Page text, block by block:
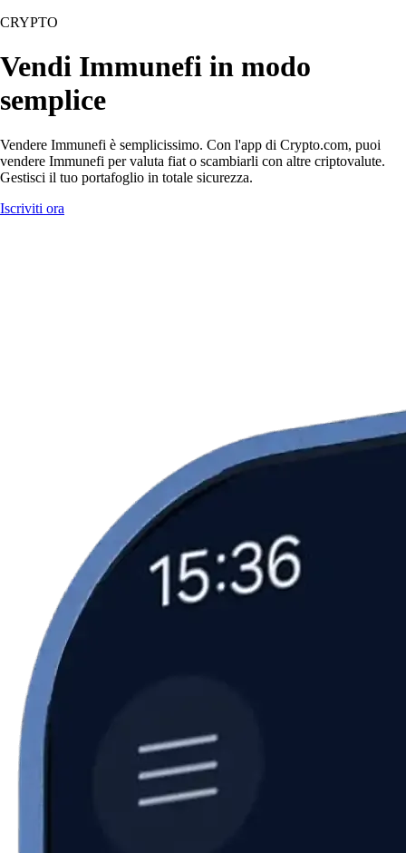
CRYPTO
Vendi Immunefi in modo
semplice
Vendere Immunefi è semplicissimo. Con l'app di Crypto.com, puoi
vendere Immunefi per valuta fiat o scambiarli con altre criptovalute.
Gestisci il tuo portafoglio in totale sicurezza.
Iscriviti ora